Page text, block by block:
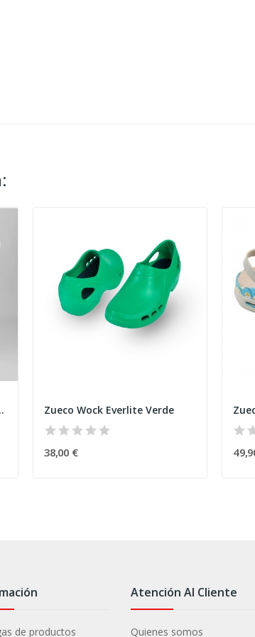
Marino Zueco Wock Everlite Verde
38,00 €
de productos
Atención Al Cliente
Quienes somos